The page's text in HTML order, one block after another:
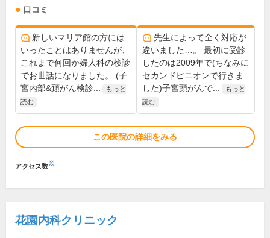
口コミ
新しいマリア館の方には
いったことはありませんが、
これまで何回か婦人科の検診
でお世話になりました。 (子
宮内部&頚がん検診...
もっと
読む
先生によって全く対応が
違いました…。 最初に受診
したのは2009年で(ちなみに
セカンドピニオンで行きま
した)子宮頸がんで...
もっと
読む
この医院の詳細をみる
アクセス数※
花園内科クリニック